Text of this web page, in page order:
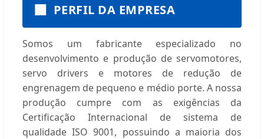
🏢 PERFIL DA EMPRESA
Somos um fabricante especializado no
desenvolvimento e produção de servomotores,
servo drivers e motores de redução de
engrenagem de pequeno e médio porte. A nossa
produção cumpre com as exigências da
Certificação Internacional de sistema de
qualidade ISO 9001, possuindo a maioria dos